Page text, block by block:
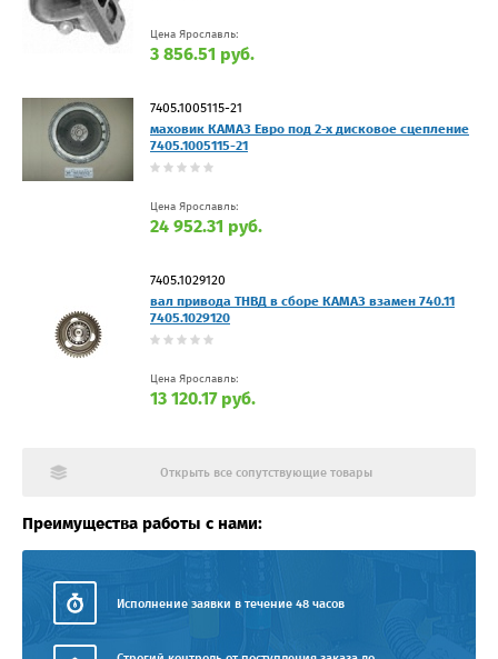
Цена Ярославль:
3 856.51 руб.
7405.1005115-21
маховик КАМАЗ Евро под 2-х дисковое сцепление
7405.1005115-21
Цена Ярославль:
24 952.31 руб.
7405.1029120
вал привода ТНВД в сборе КАМАЗ взамен 740.11
7405.1029120
Цена Ярославль:
13 120.17 руб.
Открыть все сопутствующие товары
Преимущества работы с нами:
Исполнение заявки в течение 48 часов